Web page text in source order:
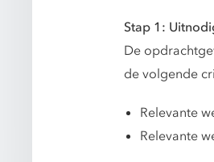
Stap 1:
De
de volgende
Relevante
Relevante